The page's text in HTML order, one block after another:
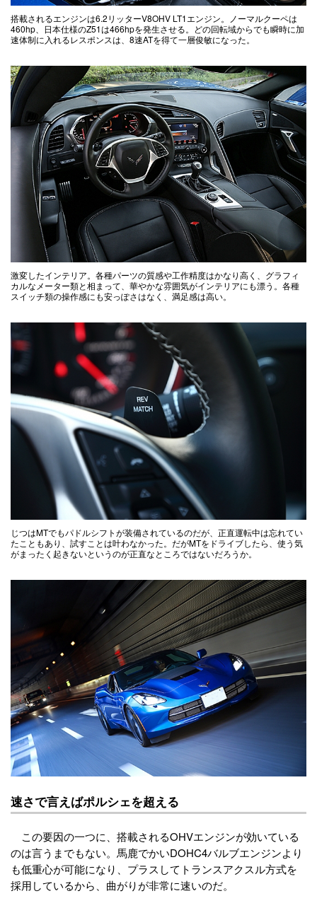
搭載されるエンジンは6.2リッターV8OHV LT1エンジン。ノーマルクーペは
460hp、日本仕様のZ51は466hpを発生させる。どの回転域からでも瞬時に加
速体制に入れるレスポンスは、8速ATを得て一層俊敏になった。
激変したインテリア。各種パーツの質感や工作精度はかなり高く、グラフィ
カルなメーター類と相まって、華やかな雰囲気がインテリアにも漂う。各種
スイッチ類の操作感にも安っぽさはなく、満足感は高い。
じつはMTでもパドルシフトが装備されているのだが、正直運転中は忘れてい
たこともあり、試すことは叶わなかった。だがMTをドライブしたら、使う気
がまったく起きないというのが正直なところではないだろうか。
速さで言えばポルシェを超える
この要因の一つに、搭載されるOHVエンジンが効いている
のは言うまでもない。馬鹿でかいDOHC4バルブエンジンより
も低重心が可能になり、プラスしてトランスアクスル方式を
採用しているから、曲がりが非常に速いのだ。